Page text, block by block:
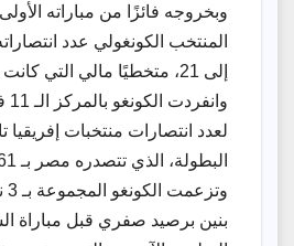
وبخروجه فائزًا من مباراته
المنتخب الكونغولي عدد
إلى 21، متخطيًا مالي التي كانت متساوية معه.
لعدد انتصارات منتخبات إفريقيا
البطولة، الذي تتصدره مصر بـ 61 فوزًا.
بنين برصيد صفري قبل مباراة